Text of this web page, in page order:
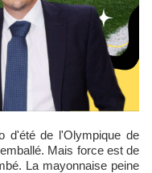
Mais force est de
La mayonnaise peine